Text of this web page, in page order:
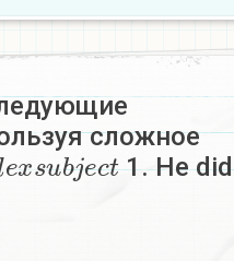
сложное
lexsub ject
1. He did